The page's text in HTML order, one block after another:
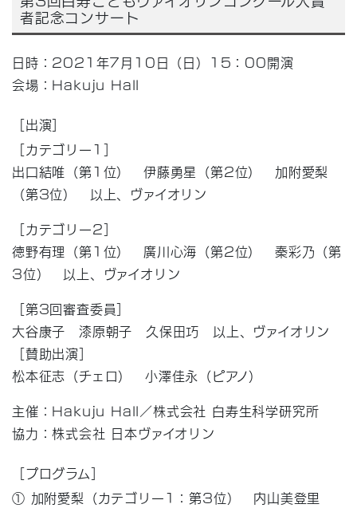
者記念コンサート
日時：2021年7月10日（日）15：00開演
会場：Hakuju Hall
［出演］
［カテゴリー1］
出口結唯（第1位） 伊藤勇星（第2位） 加附愛梨
（第3位） 以上、ヴァイオリン
［カテゴリー2］
徳野有理（第1位） 廣川心海（第2位） 秦彩乃（第
3位） 以上、ヴァイオリン
［第3回審査委員］
大谷康子 漆原朝子 久保田巧 以上、ヴァイオリン
［賛助出演］
松本征志（チェロ） 小澤佳永（ピアノ）
主催：Hakuju Hall／株式会社 白寿生科学研究所
協力：株式会社 日本ヴァイオリン
［プログラム］
① 加附愛梨（カテゴリー1：第3位） 内山美登里